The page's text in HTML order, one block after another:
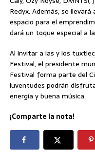
Redyx. Además, se llevará
espacio para el
dará un toque especial a
Al invitar a las y los
Festival, el presidente
Festival forma parte del
juventudes podrán
energía y buena música.
¡Comparte la nota!